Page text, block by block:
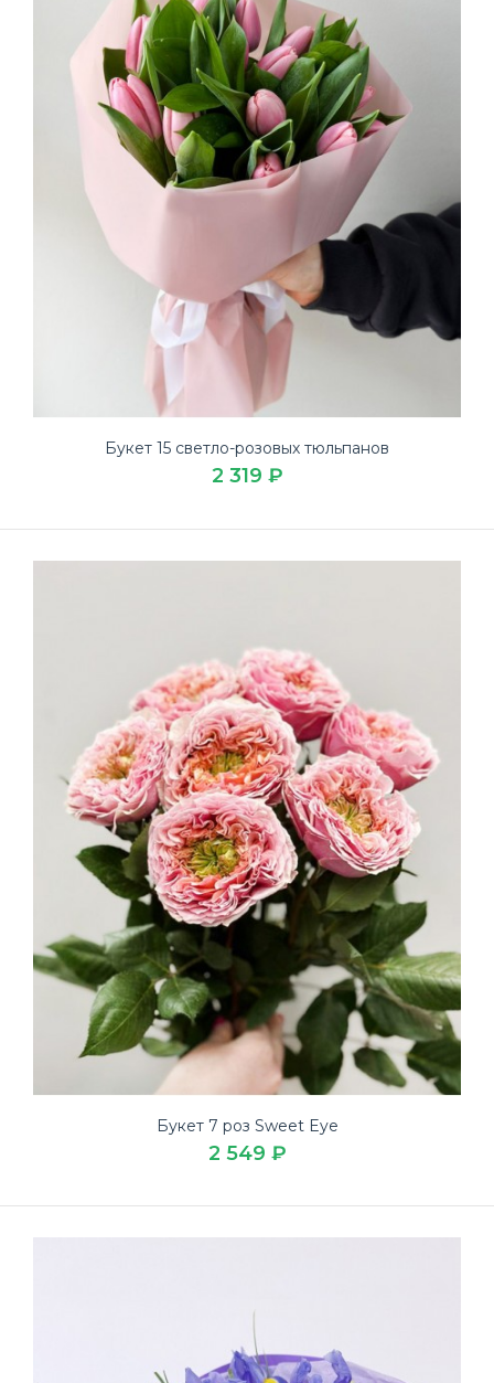
Букет 15 светло-розовых тюльпанов
2 319 ₽
Букет 7 роз Sweet Eye
2 549 ₽